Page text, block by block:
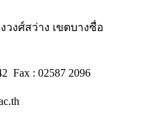
วงศ์สว่าง เขตบางซื่อ
Fax : 02587 2096